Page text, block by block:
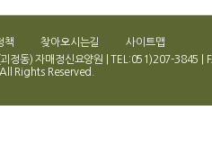
책 찾아오시는길
사이트맵
정동) 자매정신요양원 | TEL:051)207-3845
Rights Reserved.